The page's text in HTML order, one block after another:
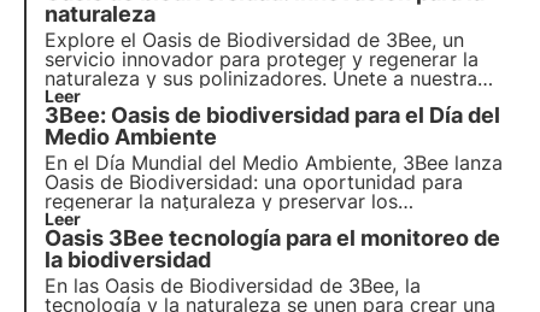
naturaleza
Explore el Oasis de Biodiversidad de 3Bee, un
servicio innovador para proteger y regenerar la
naturaleza y sus polinizadores. Únete a nuestra
misión y descubre cómo
biodiversidadse encuentran para crear unfuturo
más verde para las empresas y el planeta.
Leer
3Bee: Oasis de biodiversidad para el Día del
Medio Ambiente
En el Día Mundial del Medio Ambiente, 3Bee lanza
Oasis de Biodiversidad: una oportunidad para
regenerar la naturaleza y preservar los
polinizadores
nuestra misión combinatecnologíade vanguardia
ycompromiso medioambiental
Leer
Oasis 3Bee tecnología para el monitoreo de
la biodiversidad
En las Oasis de Biodiversidad de 3Bee, la
tecnología y la naturaleza se unen para crear una